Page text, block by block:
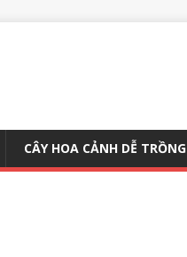
CÂY HOA CẢNH DỄ TRỒNG